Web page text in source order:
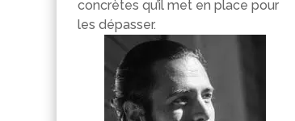
concrètes qu’il met en place pour
les dépasser.